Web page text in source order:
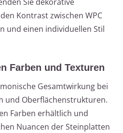
Kontrast zwischen WPC
und einen individuellen Stil
Farben und Texturen
Gesamtwirkung bei
und Oberflächenstrukturen.
Farben erhältlich und
Nuancen der Steinplatten